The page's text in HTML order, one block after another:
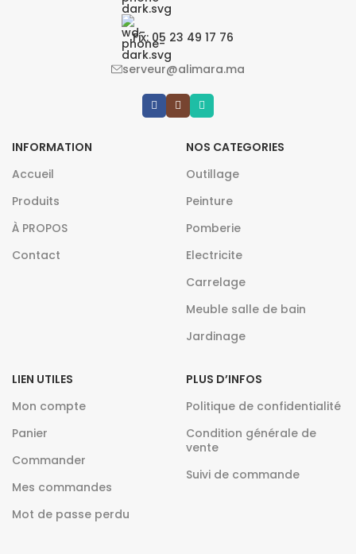
Fix: 05 23 49 17 76
serveur@alimara.ma
INFORMATION
Accueil
Produits
À PROPOS
Contact
NOS CATEGORIES
Outillage
Peinture
Pomberie
Electricite
Carrelage
Meuble salle de bain
Jardinage
LIEN UTILES
Mon compte
Panier
Commander
Mes commandes
Mot de passe perdu
PLUS D’INFOS
Politique de confidentialité
Condition générale de
vente
Suivi de commande